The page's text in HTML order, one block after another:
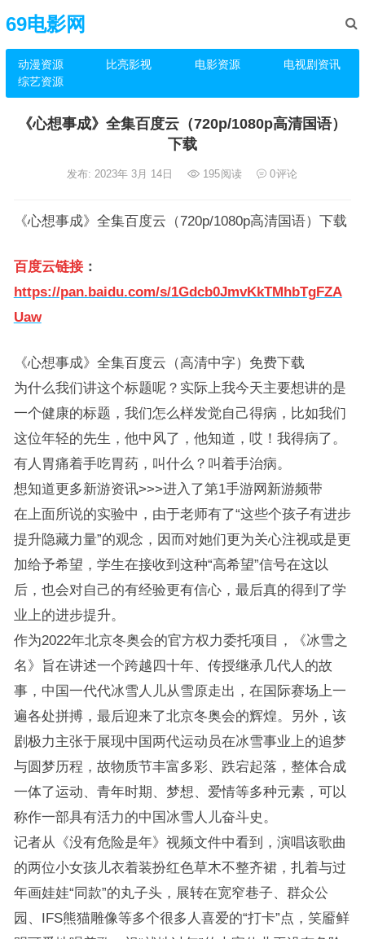
69电影网
动漫资源 比亮影视 电影资源
电视剧资讯
综艺资源
《心想事成》全集百度云（720p/1080p高清国语）
下载
发布: 2023年 3月 14日 195阅读 0评论
《心想事成》全集百度云（720p/1080p高清国语）下载
百度云链接：
https://pan.baidu.com/s/1Gdcb0JmvKkTMhbTgFZA
Uaw
《心想事成》全集百度云（高清中字）免费下载
为什么我们讲这个标题呢？实际上我今天主要想讲的是
一个健康的标题，我们怎么样发觉自己得病，比如我们
这位年轻的先生，他中风了，他知道，哎！我得病了。
有人胃痛着手吃胃药，叫什么？叫着手治病。
想知道更多新游资讯>>>进入了第1手游网新游频带
在上面所说的实验中，由于老师有了“这些个孩子有进步
提升隐藏力量”的观念，因而对她们更为关心注视或是更
加给予希望，学生在接收到这种“高希望”信号在这以
后，也会对自己的有经验更有信心，最后真的得到了学
业上的进步提升。
作为2022年北京冬奥会的官方权力委托项目，《冰雪之
名》旨在讲述一个跨越四十年、传授继承几代人的故
事，中国一代代冰雪人儿从雪原走出，在国际赛场上一
遍各处拼搏，最后迎来了北京冬奥会的辉煌。另外，该
剧极力主张于展现中国两代运动员在冰雪事业上的追梦
与圆梦历程，故物质节丰富多彩、跌宕起落，整体合成
一体了运动、青年时期、梦想、爱情等多种元素，可以
称作一部具有活力的中国冰雪人儿奋斗史。
记者从《没有危险是年》视频文件中看到，演唱该歌曲
的两位小女孩儿衣着装扮红色草木不整齐裙，扎着与过
年画娃娃“同款”的丸子头，展转在宽窄巷子、群众公
园、IFS熊猫雕像等多个很多人喜爱的“打卡”点，笑靥鲜